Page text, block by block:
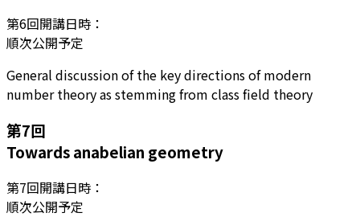
第6回開講日時：
順次公開予定
General discussion of the key directions of modern
number theory as stemming from class field theory
第7回
Towards anabelian geometry
第7回開講日時：
順次公開予定